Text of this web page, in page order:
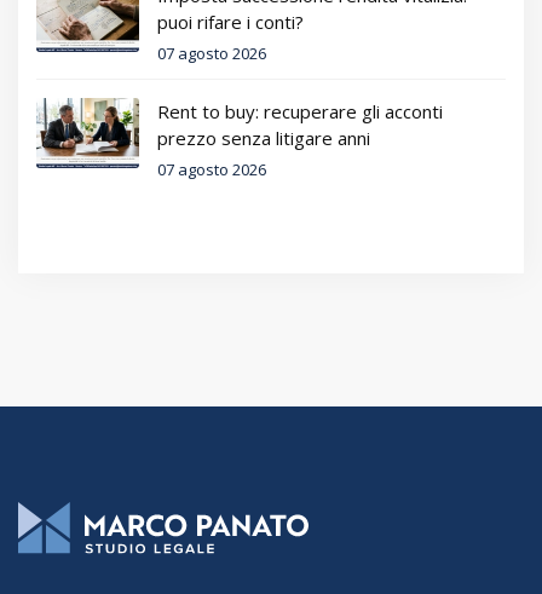
puoi rifare i conti?
07 agosto 2026
Rent to buy: recuperare gli acconti
prezzo senza litigare anni
07 agosto 2026